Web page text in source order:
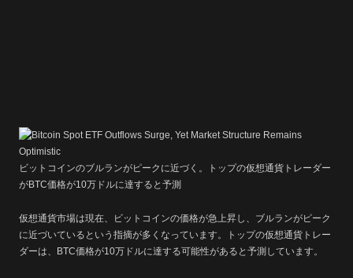
ビットコインのブルランがピークに近づく。トップの仮想通貨トレーダー
がBTC価格が10万ドルに達すると予測
仮想通貨市場は現在、ビットコインの価格が急上昇し、ブルランがピーク
に近づいているという指摘が多くなっています。トップの仮想通貨トレー
ダーは、BTC価格が10万ドルに達する可能性があると予測しています。